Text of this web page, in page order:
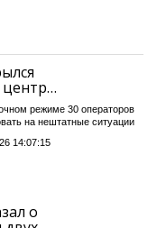
режиме 30 операторов
на нештатные ситуации
14:07:15
о